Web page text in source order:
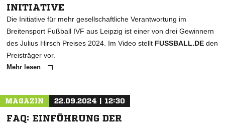
INITIATIVE
Die Initiative für mehr gesellschaftliche Verantwortung im
Breitensport Fußball IVF aus Leipzig ist einer von drei Gewinnern
des Julius Hirsch Preises 2024. Im Video stellt FUSSBALL.DE den
Preisträger vor.
Mehr lesen
MAGAZIN 22.09.2024 | 12:30
FAQ: EINFÜHRUNG DER